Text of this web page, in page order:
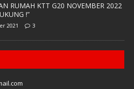
RUMAH KTT G20 NOVEMBER 2022
!”
2021 3